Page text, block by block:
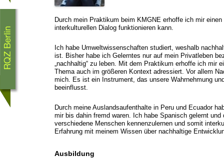
Durch mein Praktikum beim KMGNE erhoffe ich mir
interkulturellen Dialog funktionieren kann.
Ich habe Umweltwissenschaften studiert, weshalb
ist. Bisher habe ich Gelerntes nur auf mein Privatleben
„nachhaltig“ zu leben. Mit dem Praktikum erhoffe ich mir
Thema auch im größeren Kontext adressiert. Vor allem
mich. Es ist ein Instrument, das unsere Wahrnehmung
beeinflusst.
Durch meine Auslandsaufenthalte in Peru und Ecuador
mir bis dahin fremd waren. Ich habe Spanisch gelernt
verschiedene Menschen kennenzulernen und somit
Erfahrung mit meinem Wissen über nachhaltige
Ausbildung